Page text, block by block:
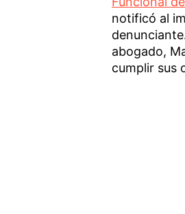
notificó al
abogado,
cumplir sus